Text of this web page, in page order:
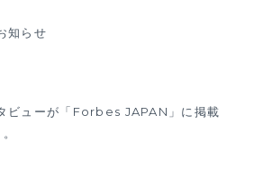
知らせ
ビューが「Forbes JAPAN」に掲載